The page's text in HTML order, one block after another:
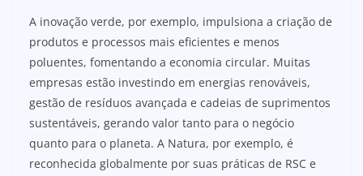
A inovação verde, por exemplo, impulsiona a criação de
produtos e processos mais eficientes e menos
poluentes, fomentando a economia circular. Muitas
empresas estão investindo em energias renováveis,
gestão de resíduos avançada e cadeias de suprimentos
sustentáveis, gerando valor tanto para o negócio
quanto para o planeta. A Natura, por exemplo, é
reconhecida globalmente por suas práticas de RSC e